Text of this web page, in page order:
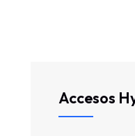
Accesos